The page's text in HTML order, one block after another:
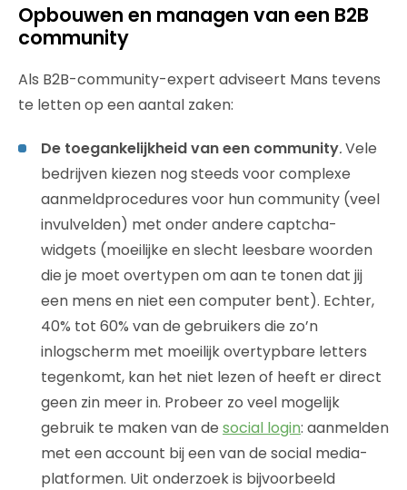
Opbouwen en managen van een B2B
community
Als B2B-community-expert adviseert Mans tevens
te letten op een aantal zaken:
De toegankelijkheid van een community.Vele
bedrijven kiezen nog steeds voor complexe
aanmeldprocedures voor hun community (veel
invulvelden) met onder andere captcha-
widgets (moeilijke en slecht leesbare woorden
die je moet overtypen om aan te tonen dat jij
een mens en niet een computer bent). Echter,
40% tot 60% van de gebruikers die zo’n
inlogscherm met moeilijk overtypbare letters
tegenkomt, kan het niet lezen of heeft er direct
geen zin meer in. Probeer zo veel mogelijk
gebruik te maken van de social login: aanmelden
met een account bij een van de social media-
platformen. Uit onderzoek is bijvoorbeeld